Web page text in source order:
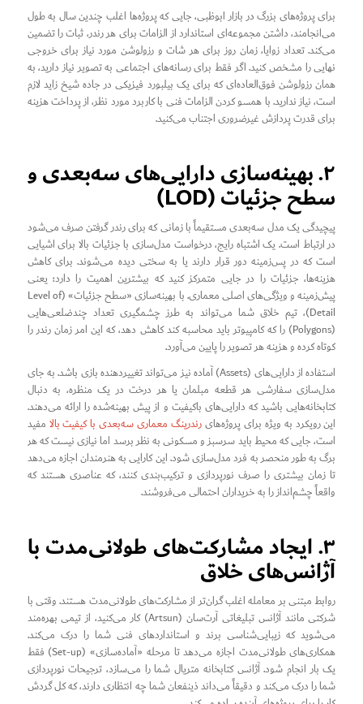
برای پروژه‌های بزرگ در بازار ابوظبی، جایی که پروژه‌ها اغلب چندین سال به طول
می‌انجامند، داشتن مجموعه‌ای استاندارد از الزامات برای هر رندر، ثبات را تضمین
می‌کند. تعداد زوایا، زمان روز برای هر شات و رزولوشن مورد نیاز برای خروجی
نهایی را مشخص کنید. اگر فقط برای رسانه‌های اجتماعی به تصویر نیاز دارید، به
همان رزولوشن فوق‌العاده‌ای که برای یک بیلبورد فیزیکی در جاده شیخ زاید لازم
است، نیاز ندارید. با همسو کردن الزامات فنی با کاربرد مورد نظر، از پرداخت هزینه
برای قدرت پردازش غیرضروری اجتناب می‌کنید.
۲. بهینه‌سازی دارایی‌های سه‌بعدی و
سطح جزئیات (LOD)
پیچیدگی یک مدل سه‌بعدی مستقیماً با زمانی که برای رندر گرفتن صرف می‌شود
در ارتباط است. یک اشتباه رایج، درخواست مدل‌سازی با جزئیات بالا برای اشیایی
است که در پس‌زمینه دور قرار دارند یا به سختی دیده می‌شوند. برای کاهش
هزینه‌ها، جزئیات را در جایی متمرکز کنید که بیشترین اهمیت را دارد؛ یعنی
پیش‌زمینه و ویژگی‌های اصلی معماری. با بهینه‌سازی «سطح جزئیات» (Level of
Detail)، تیم خلاق شما می‌تواند به طرز چشمگیری تعداد چندضلعی‌هایی
(Polygons) را که کامپیوتر باید محاسبه کند کاهش دهد، که این امر زمان رندر را
کوتاه کرده و هزینه هر تصویر را پایین می‌آورد.
استفاده از دارایی‌های (Assets) آماده نیز می‌تواند تغییردهنده بازی باشد. به جای
مدل‌سازی سفارشی هر قطعه مبلمان یا هر درخت در یک منظره، به دنبال
کتابخانه‌هایی باشید که دارایی‌های باکیفیت و از پیش بهینه‌شده را ارائه می‌دهند.
این رویکرد به ویژه برای پروژه‌هایرندرینگ معماری سه‌بعدی با کیفیت بالا مفید
است، جایی که محیط باید سرسبز و مسکونی به نظر برسد اما نیازی نیست که هر
برگ به طور منحصر به فرد مدل‌سازی شود. این کارایی به هنرمندان اجازه می‌دهد
تا زمان بیشتری را صرف نورپردازی و ترکیب‌بندی کنند، که عناصری هستند که
واقعاً چشم‌انداز را به خریداران احتمالی می‌فروشند.
۳. ایجاد مشارکت‌های طولانی‌مدت با
آژانس‌های خلاق
روابط مبتنی بر معامله اغلب گران‌تر از مشارکت‌های طولانی‌مدت هستند. وقتی با
شرکتی مانند آژانس تبلیغاتی آرت‌سان (Artsun) کار می‌کنید، از تیمی بهره‌مند
می‌شوید که زیبایی‌شناسی برند و استانداردهای فنی شما را درک می‌کند.
همکاری‌های طولانی‌مدت اجازه می‌دهد تا مرحله «آماده‌سازی» (Set-up) فقط
یک بار انجام شود. آژانس کتابخانه متریال شما را می‌سازد، ترجیحات نورپردازی
شما را درک می‌کند و دقیقاً می‌داند ذینفعان شما چه انتظاری دارند، که کل گردش